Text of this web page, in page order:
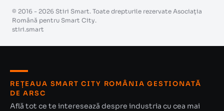
© 2016 - 2026 Stiri Smart. Toate drepturile rezervate Asociația
Română pentru Smart City.
stiri.smart
REȚEAUA SMART CITY ROMÂNIA GESTIONATĂ
DE ARSC
Află tot ce te interesează despre industria cu cea mai